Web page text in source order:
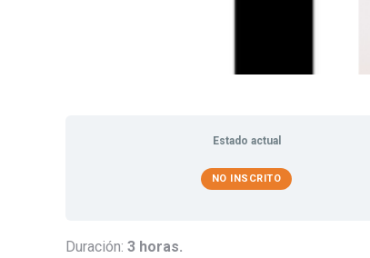
Estado actual
NO INSCRITO
Duración: 3 horas.